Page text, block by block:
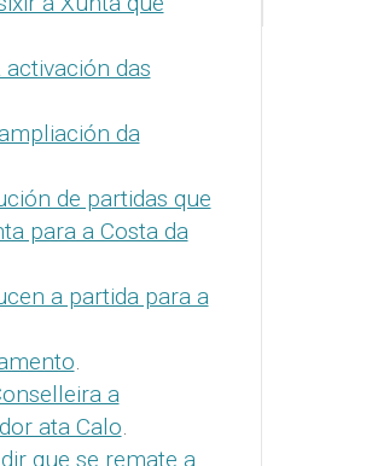
das
da
de partidas que
para a Costa da
a partida para a
.
a
ata Calo.
que se remate a